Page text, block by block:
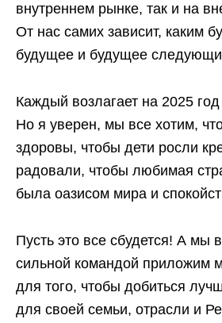
внутреннем рынке, так и на
От нас самих зависит, каким
будущее и будущее
Каждый возлагает на 2025
Но я уверен, мы все хотим,
здоровы, чтобы дети росли
радовали, чтобы любимая
была оазисом мира и
Пусть это все сбудется! А мы
сильной командой приложим
для того, чтобы добиться
для своей семьи, отрасли и